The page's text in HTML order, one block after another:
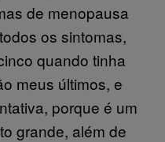
de menopausa
os sintomas,
quando tinha
meus últimos, e
porque é um
grande, além de